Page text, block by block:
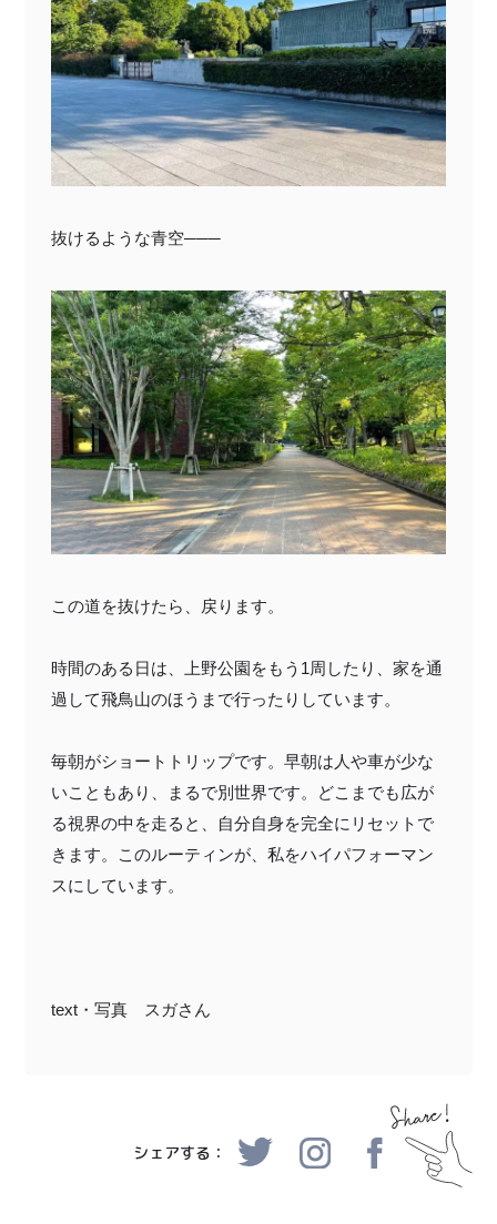
抜けるような青空───
この道を抜けたら、戻ります。
時間のある日は、上野公園をもう1周したり、家を通
過して飛鳥山のほうまで行ったりしています。
毎朝がショートトリップです。早朝は人や車が少な
いこともあり、まるで別世界です。どこまでも広が
る視界の中を走ると、自分自身を完全にリセットで
きます。このルーティンが、私をハイパフォーマン
スにしています。
text・写真 スガさん
シェアする：